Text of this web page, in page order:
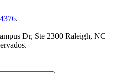
.
Dr, Ste 2300 Raleigh, NC